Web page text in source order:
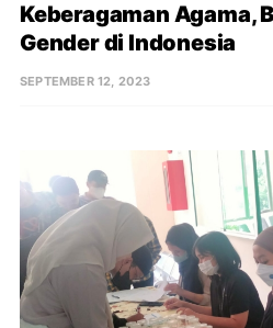
Keberagaman Agama,
Gender di Indonesia
SEPTEMBER 12, 2023